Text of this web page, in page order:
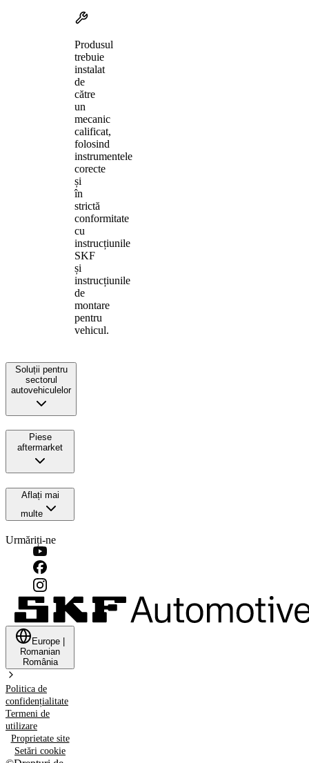
Produsul
trebuie
instalat
de
către
un
mecanic
calificat,
folosind
instrumentele
corecte
și
în
strictă
conformitate
cu
instrucțiunile
SKF
și
instrucțiunile
de
montare
pentru
vehicul.
Soluții pentru
sectorul
autovehiculelor
Piese
aftermarket
Aflați mai
multe
Urmăriți-ne
Europe
Romanian
România
Politica de
confidențialitate
Termeni de
utilizare
Proprietate site
Setări cookie